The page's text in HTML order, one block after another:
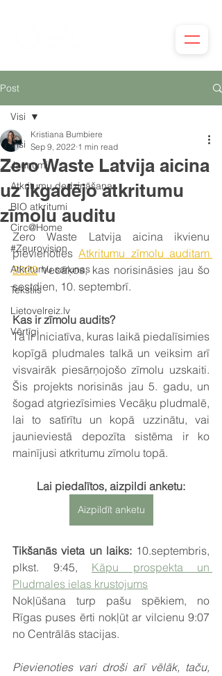
Post
Visi
Jaunumi
Atkritumu dedzināšana
BIO atkritumi
Circ@Home
#Zeurovision
Atkritumu sarunas
Tekstils
Lietovelreiz.lv
Vērtīgi
Visi
Zero Waste Latvija aicina
uz ikgadējo atkritumu
zīmolu auditu
Kristiana Bumbiere
Sep 9, 2022 1 min read
Zero Waste Latvija aicina ikvienu
pievienoties Atkritumu zīmolu auditam
2022 Vecāķos, kas norisināsies jau šo
sestdien, 10. septembrī.
Kas ir zīmolu audits?
Tā ir iniciatīva, kuras laikā piedalīsimies
kopīgā pludmales talkā un veiksim arī
visvairāk piesārņojošo zīmolu uzskaiti.
Šis projekts norisinās jau 5. gadu, un
šogad atgriezīsimies Vecāķu pludmalē,
lai to satīrītu un kopā uzzinātu, vai
jaunieviestā depozīta sistēma ir ko
mainījusi atkritumu zīmolu topā.
Lai piedalītos, aizpildi anketu:
Aizpildīt anketu
Tikšanās vieta un laiks: 10.septembris,
plkst. 9:45, Kāpu prospekta un
Pludmales ielas krustojums
Nokļūšana turp pašu spēkiem, no
Rīgas puses ērti nokļūt ar vilcienu 9:07
no Centrālās stacijas.
Pievienoties vari droši arī vēlāk, taču,